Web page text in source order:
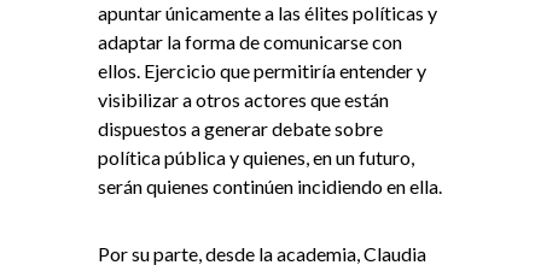
apuntar únicamente a las élites políticas y
adaptar la forma de comunicarse con
ellos. Ejercicio que permitiría entender y
visibilizar a otros actores que están
dispuestos a generar debate sobre
política pública y quienes, en un futuro,
serán quienes continúen incidiendo en ella.
Por su parte, desde la academia, Claudia